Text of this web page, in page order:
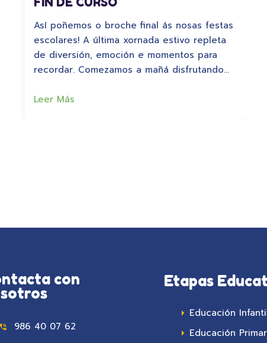
Así poñemos o broche final ás nosas festas
escolares! A última xornada estivo repleta
de diversión, emoción e momentos para
recordar. Comezamos a mañá disfrutando…
Leer Más
con
986 40 07 62
Etapas
Educación
Educación